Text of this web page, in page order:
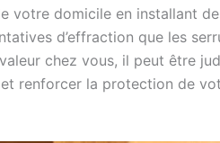
votre domicile en installant
d’effraction que les
chez vous, il peut être
renforcer la protection de